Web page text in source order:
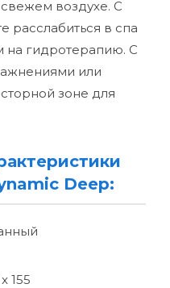
воздухе. С
расслабиться в спа
на гидротерапию. С
или
зоне для
Deep:
155